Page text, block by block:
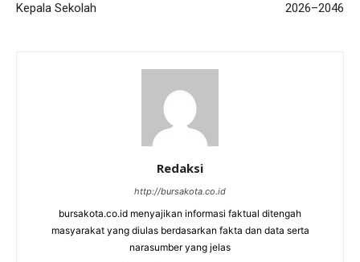
Kepala Sekolah
2026–2046
Redaksi
http://bursakota.co.id
bursakota.co.id menyajikan informasi faktual ditengah
masyarakat yang diulas berdasarkan fakta dan data serta
narasumber yang jelas